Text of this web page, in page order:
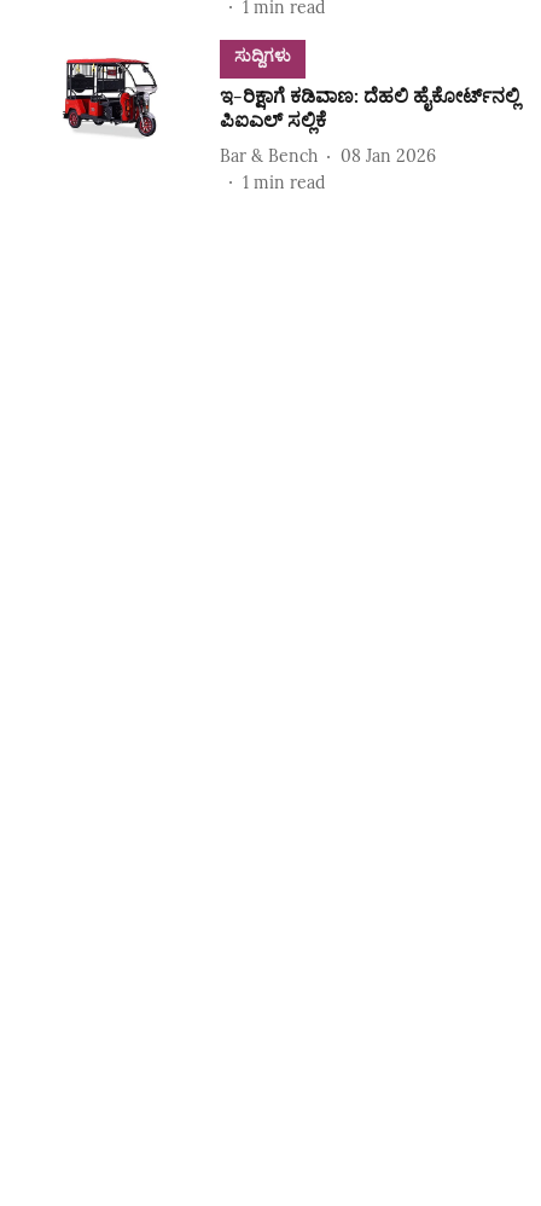
1 min read
ಸುದ್ದಿಗಳು
ಇ-ರಿಕ್ಷಾಗೆ ಕಡಿವಾಣ: ದೆಹಲಿ ಹೈಕೋರ್ಟ್‌ನಲ್ಲಿ
ಪಿಐಎಲ್‌ ಸಲ್ಲಿಕೆ
Bar & Bench
08 Jan 2026
1 min read